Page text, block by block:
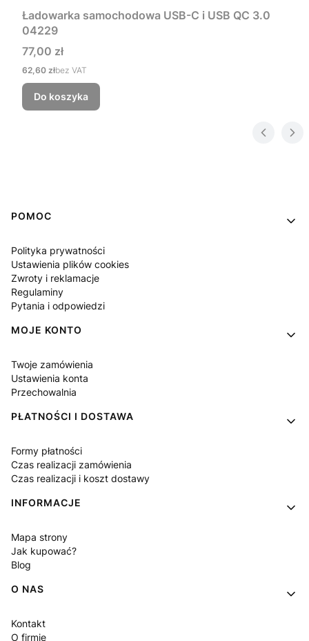
Ładowarka samochodowa USB-C i USB QC 3.0
04229
Cena
77,00 zł
Cena
62,60 złbez VAT
Do koszyka
Linki w stopce
POMOC
Polityka prywatności
Ustawienia plików cookies
Zwroty i reklamacje
Regulaminy
Pytania i odpowiedzi
MOJE KONTO
Twoje zamówienia
Ustawienia konta
Przechowalnia
PŁATNOŚCI I DOSTAWA
Formy płatności
Czas realizacji zamówienia
Czas realizacji i koszt dostawy
INFORMACJE
Mapa strony
Jak kupować?
Blog
O NAS
Kontakt
O firmie